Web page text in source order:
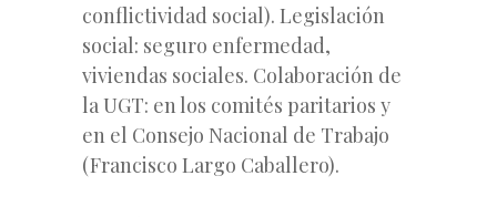
conflictividad social). Legislación
social: seguro enfermedad,
viviendas sociales. Colaboración de
la UGT: en los comités paritarios y
en el Consejo Nacional de Trabajo
(Francisco Largo Caballero).